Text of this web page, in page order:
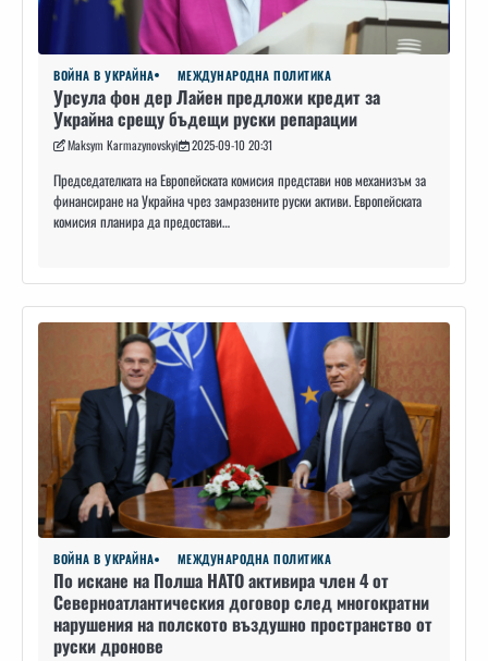
ВОЙНА В УКРАЙНА МЕЖДУНАРОДНА ПОЛИТИКА
Урсула фон дер Лайен предложи кредит за
Украйна срещу бъдещи руски репарации
Maksym Karmazynovskyi 2025-09-10 20:31
Председателката на Европейската комисия представи нов механизъм за
финансиране на Украйна чрез замразените руски активи. Европейската
комисия планира да предостави…
ВОЙНА В УКРАЙНА МЕЖДУНАРОДНА ПОЛИТИКА
По искане на Полша НАТО активира член 4 от
Северноатлантическия договор след многократни
нарушения на полското въздушно пространство от
руски дронове